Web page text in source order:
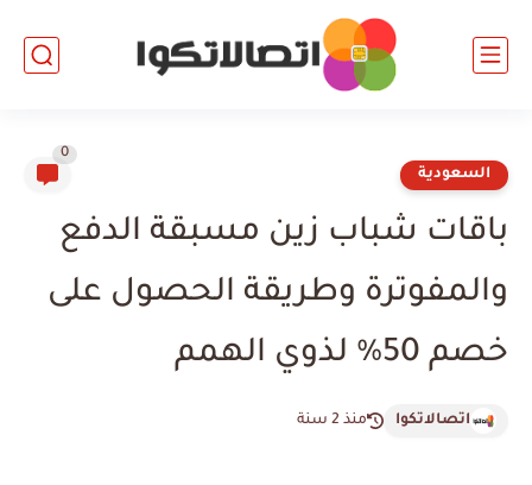
السعودية
0
باقات شباب زين مسبقة الدفع
والمفوترة وطريقة الحصول على
خصم 50% لذوي الهمم
اتصالاتكوا منذ 2 سنة